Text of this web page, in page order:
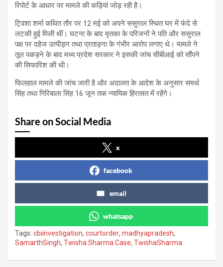
रिपोर्ट के आधार पर मामले की कड़ियां जोड़ रही है।
ट्विशा शर्मा कथित तौर पर 12 मई को अपने ससुराल स्थित घर में फंदे से
लटकी हुई मिली थीं। घटना के बाद मृतका के परिजनों ने पति और ससुराल
पक्ष पर दहेज उत्पीड़न तथा प्रताड़ना के गंभीर आरोप लगाए थे। मामले ने
तूल पकड़ने के बाद मध्य प्रदेश सरकार ने इसकी जांच सीबीआई को सौंपने
की सिफारिश की थी।
फिलहाल मामले की जांच जारी है और अदालत के आदेश के अनुसार समर्थ
सिंह तथा गिरिबाला सिंह 16 जून तक न्यायिक हिरासत में रहेंगे।
Share on Social Media
x
facebook
email
whatsapp
Tags: cbiinvestigation, courtorder, madhyapradesh,
SamarthSingh, Twisha Sharma Case, TwishaSharma